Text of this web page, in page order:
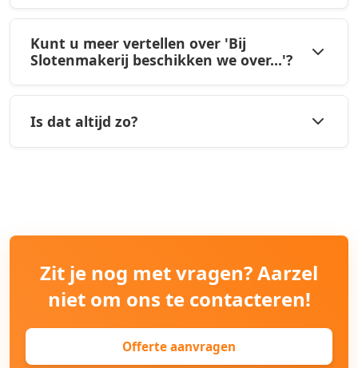
Kunt u meer vertellen over 'Bij
Slotenmakerij beschikken we over...'?
Is dat altijd zo?
Zit je nog met vragen? Aarzel
niet om ons te contacteren!
Offerte aanvragen